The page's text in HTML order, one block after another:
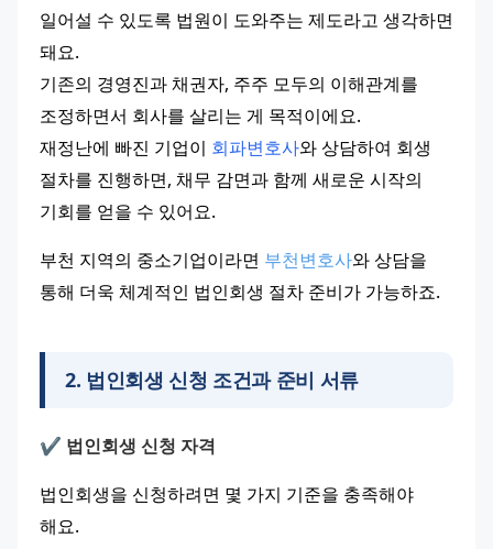
일어설 수 있도록 법원이 도와주는 제도라고 생각하면
돼요.
기존의 경영진과 채권자, 주주 모두의 이해관계를
조정하면서 회사를 살리는 게 목적이에요.
재정난에 빠진 기업이 회파변호사와 상담하여 회생
절차를 진행하면, 채무 감면과 함께 새로운 시작의
기회를 얻을 수 있어요.
부천 지역의 중소기업이라면 부천변호사와 상담을
통해 더욱 체계적인 법인회생 절차 준비가 가능하죠.
2. 법인회생 신청 조건과 준비 서류
✔️ 법인회생 신청 자격
법인회생을 신청하려면 몇 가지 기준을 충족해야
해요.